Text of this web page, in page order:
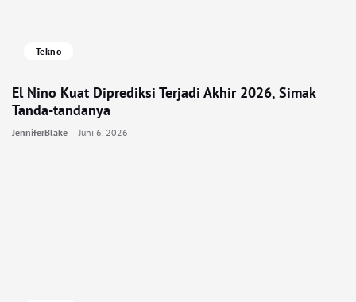
Tekno
El Nino Kuat Diprediksi Terjadi Akhir 2026, Simak
Tanda-tandanya
JenniferBlake Juni 6, 2026